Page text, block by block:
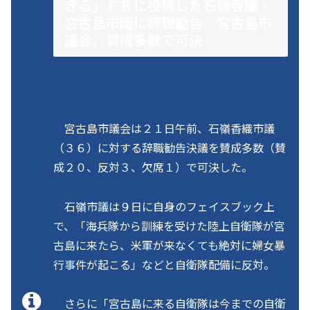
宮古島市議会は２１日午前、石嶺香織市議
（３６）に対する辞職勧告決議を賛成多数（賛
成２０、反対３、欠席１）で可決した。
石嶺市議は９日に自身のフェイスブック上
で、「海兵隊から訓練を受けた陸上自衛隊が宮
古島に来たら、米軍が来なくても絶対に婦女暴
行事件が起こる」などと自衛隊配備に反対。
さらに「宮古島に来る自衛隊は今までの自衛